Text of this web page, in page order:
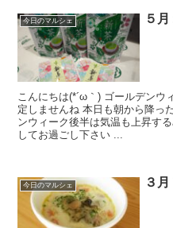
今日のマルシェ ５
こんにちは(*´ω｀) ゴールデンウ
定しませんね 本日も朝から降っ
ンウィーク後半は気温も上昇す
してお過ごし下さい ...
今日のマルシェ ３